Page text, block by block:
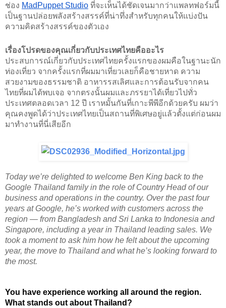
ช่อง MadPuppet Studio ที่จะเห็นได้ชัดเจนมากว่าแพลทฟอร์มนี้
เป็นฐานปล่อยพลังสร้างสรรค์ที่น่าทึ่งสำหรับทุกคนให้แบ่งปัน
ความคิดสร้างสรรค์ของตัวเอง
เรื่องโปรดของคุณเกี่ยวกับประเทศไทยคืออะไร
ประสบการณ์เกี่ยวกับประเทศไทยครั้งแรกของผมคือในฐานะนัก
ท่องเที่ยว จากครั้งแรกที่ผมมาเที่ยวเลยก็คือชายหาด ความ
สวยงามของธรรมชาติ อาหารรสเลิศและการต้อนรับจากคน
ไทยที่ผมได้พบเจอ จากตรงนั้นผมและภรรยาได้เที่ยวไปทั่ว
ประเทศตลอดเวลา 12 ปี เราหมั้นกันที่เกาะพีพีอีกด้วยครับ ผมว่า
คุณคงพูดได้ว่าประเทศไทยเป็นสถานที่พิเศษอยู่แล้วตั้งแต่ก่อนผม
มาทำงานที่นี่เสียอีก
Today we’re delighted to welcome Ben King back to the
Google Thailand family in the role of Country Head of our
business and operations in the country. Over the past four
years at Google, he’s worked with customers across the
region — from Bangladesh and Sri Lanka to Indonesia and
Singapore, including a year in Thailand leading sales. We
took a moment to ask him how he felt about the upcoming
year, the move to Thailand and what he’s looking forward to
the most.
You have experience working all around the region.
What stands out about Thailand?